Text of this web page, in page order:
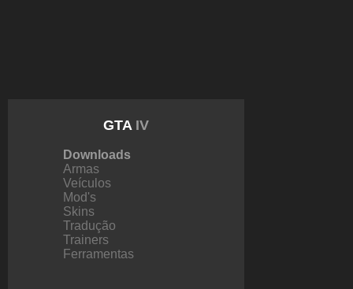
GTA IV
Downloads
Armas
Veículos
Mod's
Skins
Tradução
Trainers
Ferramentas